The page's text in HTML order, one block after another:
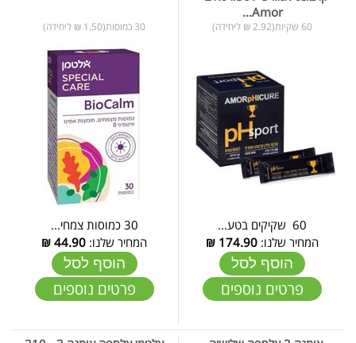
Amor...
60 שקיות(2.92 ₪ ליחידה)
60 שקיקים בטע...
המחיר שלנו: 174.90
₪
הוסף לסל
פרטים נוספים
30 כמוסות(1.50 ₪ ליחידה)
30 כמוסות צמחי...
המחיר שלנו: 44.90
₪
הוסף לסל
פרטים נוספים